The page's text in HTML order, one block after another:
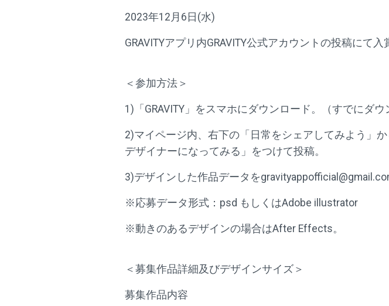
2023年12月6日(水)
GRAVITYアプリ内GRAVITY公式アカウントの投稿にて入
＜参加方法＞
1)「GRAVITY」をスマホにダウンロード。（すでにダウ
2)マイページ内、右下の「日常をシェアしてみよう」
デザイナーになってみる」をつけて投稿。
3)デザインした作品データを
※応募データ形式：psd もしくはAdobe illustrator
※動きのあるデザインの場合はAfter Effects。
＜募集作品詳細及びデザインサイズ＞
募集作品内容